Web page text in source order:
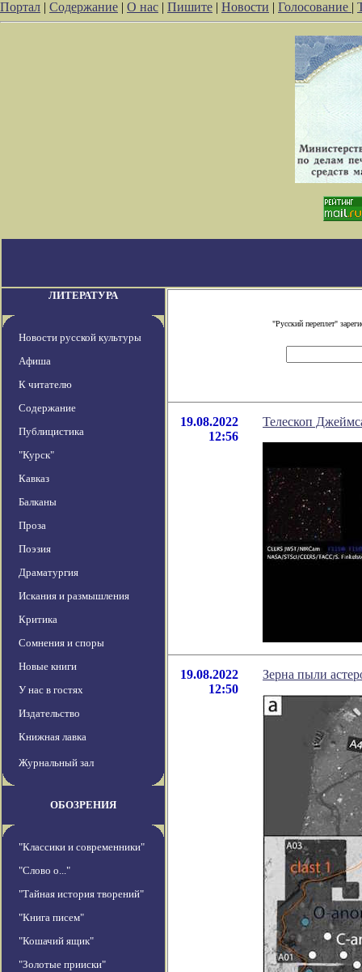
Портал | Содержание | О нас | Пишите | Новости | Голосование |
ЛИТЕРАТУРА
Новости русской культуры
Афиша
К читателю
Содержание
Публицистика
"Курск"
Кавказ
Балканы
Проза
Поэзия
Драматургия
Искания и размышления
Критика
Сомнения и споры
Новые книги
У нас в гостях
Издательство
Книжная лавка
Журнальный зал
ОБОЗРЕНИЯ
"Классики и современники"
"Слово о..."
"Тайная история творений"
"Книга писем"
"Кошачий ящик"
"Золотые прииски"
"Русский переплет"
19.08.2022
12:56
Телескоп
19.08.2022
12:50
Зерна пыли